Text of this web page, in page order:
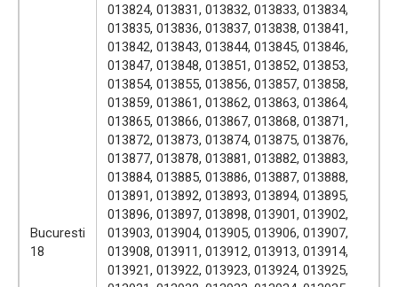
Bucuresti
18
013824, 013831, 013832, 013833, 013834,
013835, 013836, 013837, 013838, 013841,
013842, 013843, 013844, 013845, 013846,
013847, 013848, 013851, 013852, 013853,
013854, 013855, 013856, 013857, 013858,
013859, 013861, 013862, 013863, 013864,
013865, 013866, 013867, 013868, 013871,
013872, 013873, 013874, 013875, 013876,
013877, 013878, 013881, 013882, 013883,
013884, 013885, 013886, 013887, 013888,
013891, 013892, 013893, 013894, 013895,
013896, 013897, 013898, 013901, 013902,
013903, 013904, 013905, 013906, 013907,
013908, 013911, 013912, 013913, 013914,
013921, 013922, 013923, 013924, 013925,